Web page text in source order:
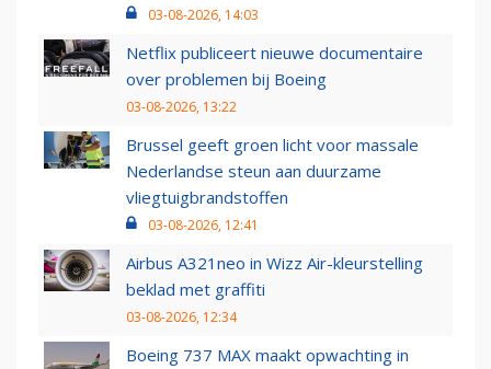
03-08-2026, 14:03
Netflix publiceert nieuwe documentaire
over problemen bij Boeing
03-08-2026, 13:22
Brussel geeft groen licht voor massale
Nederlandse steun aan duurzame
vliegtuigbrandstoffen
03-08-2026, 12:41
Airbus A321neo in Wizz Air-kleurstelling
beklad met graffiti
03-08-2026, 12:34
Boeing 737 MAX maakt opwachting in